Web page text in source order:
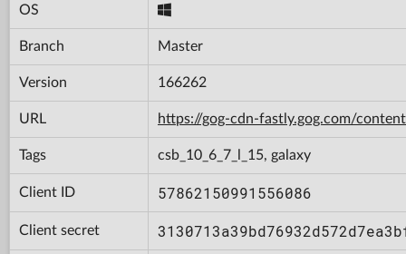
OS
Branch Master
Version 166262
URL https://gog-cdn-fastly.gog.com/
Tags csb_10_6_7_l_15, galaxy
Client ID 57862150991556086
Client secret